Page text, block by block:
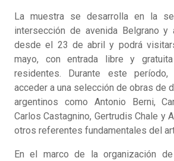
La muestra se desarrolla en la
intersección de avenida Belgrano y
desde el 23 de abril y podrá
mayo, con entrada libre y
residentes. Durante este
acceder a una selección de obras de
argentinos como Antonio Berni,
Carlos Castagnino, Gertrudis Chale y
otros referentes fundamentales del
En el marco de la organización